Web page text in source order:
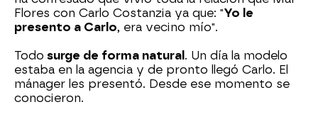
Flores con Carlo Costanzia ya que: "Yo le
presento a Carlo, era vecino mío".
Todo surge de forma natural . Un día la modelo
estaba en la agencia y de pronto llegó Carlo. El
mánager les presentó. Desde ese momento se
conocieron.